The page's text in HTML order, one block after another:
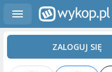
ZALOGUJ SIĘ